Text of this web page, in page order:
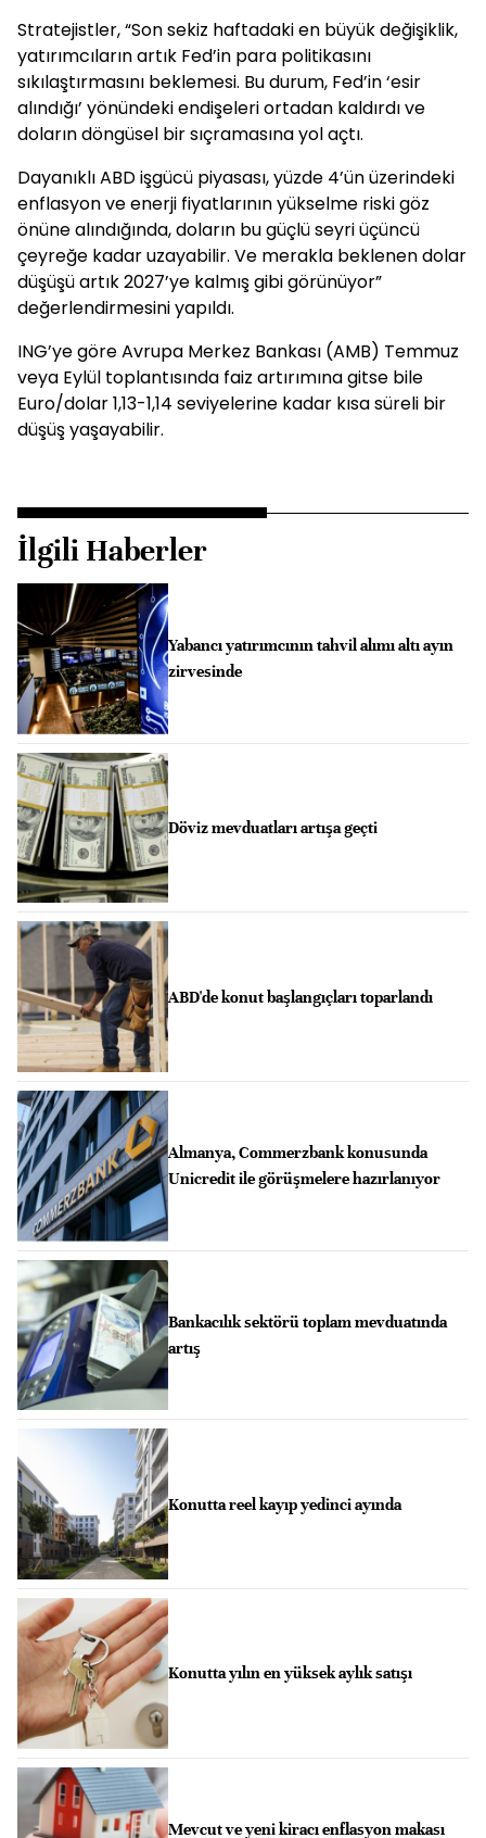
Stratejistler, “Son sekiz haftadaki en büyük değişiklik,
yatırımcıların artık Fed’in para politikasını
sıkılaştırmasını beklemesi. Bu durum, Fed’in ‘esir
alındığı’ yönündeki endişeleri ortadan kaldırdı ve
doların döngüsel bir sıçramasına yol açtı.
Dayanıklı ABD işgücü piyasası, yüzde 4’ün üzerindeki
enflasyon ve enerji fiyatlarının yükselme riski göz
önüne alındığında, doların bu güçlü seyri üçüncü
çeyreğe kadar uzayabilir. Ve merakla beklenen dolar
düşüşü artık 2027’ye kalmış gibi görünüyor”
değerlendirmesini yapıldı.
ING’ye göre Avrupa Merkez Bankası (AMB) Temmuz
veya Eylül toplantısında faiz artırımına gitse bile
Euro/dolar 1,13-1,14 seviyelerine kadar kısa süreli bir
düşüş yaşayabilir.
İlgili Haberler
Yabancı yatırımcının tahvil alımı altı ayın
zirvesinde
Döviz mevduatları artışa geçti
ABD'de konut başlangıçları toparlandı
Almanya, Commerzbank konusunda
Unicredit ile görüşmelere hazırlanıyor
Bankacılık sektörü toplam mevduatında
artış
Konutta reel kayıp yedinci ayında
Konutta yılın en yüksek aylık satışı
Mevcut ve yeni kiracı enflasyon makası